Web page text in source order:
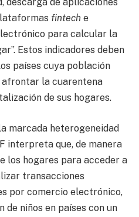
fintech e
para calcular la
Estos indicadores deben
países cuya población
la cuarentena
de sus hogares.
marcada heterogeneidad
interpreta que, de manera
los hogares para acceder a
transacciones
por comercio electrónico,
niños en países con un